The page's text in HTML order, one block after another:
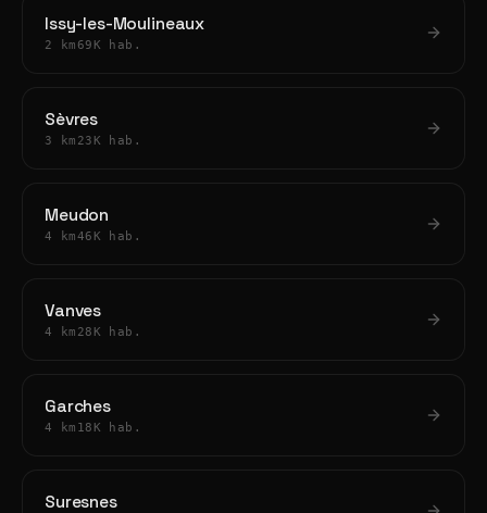
Issy-les-Moulineaux
2 km 69K hab.
Sèvres
3 km 23K hab.
Meudon
4 km46K hab.
Vanves
4 km 28K hab.
Garches
4 km 18K hab.
Suresnes